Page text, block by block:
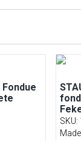
Fondue
SKU: